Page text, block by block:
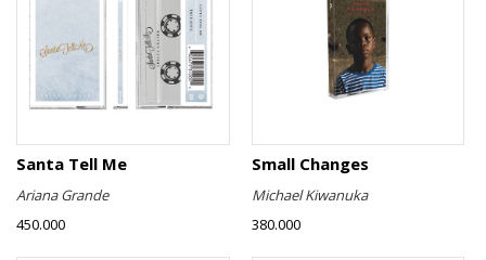
Santa Tell Me
Ariana Grande
450.000
Small Changes
Michael Kiwanuka
380.000